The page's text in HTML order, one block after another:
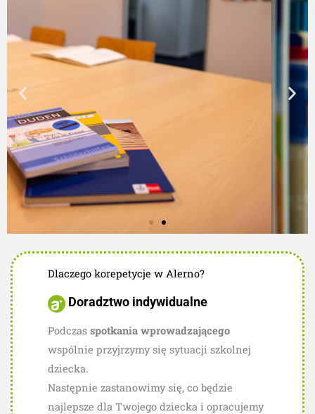
lekcyjna
dwa razy łatwiejsza.
Dlaczego korepetycje w Alerno?
Doradztwo indywidualne
Podczas spotkania wprowadzającego
wspólnie przyjrzymy się sytuacji szkolnej
dziecka.
Następnie zastanowimy się, co będzie
najlepsze dla Twojego dziecka i opracujemy